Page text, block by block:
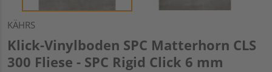
KÄHRS
Klick-Vinylboden SPC Matterhorn CLS
300 Fliese - SPC Rigid Click 6 mm